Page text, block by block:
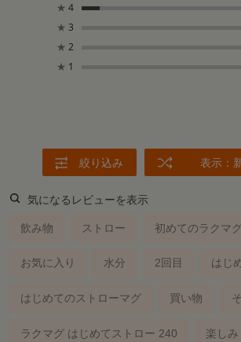
★ 4
★ 3
★ 2
★ 1
絞り込み 表示：
気になるレビューを表示
飲み物 ストロー 初めてのラクマ
お気に入り 水分 2回目 はじ
はじめてのストローマグ 買い物
ラクマグ はじめてストロー 240 楽しみ